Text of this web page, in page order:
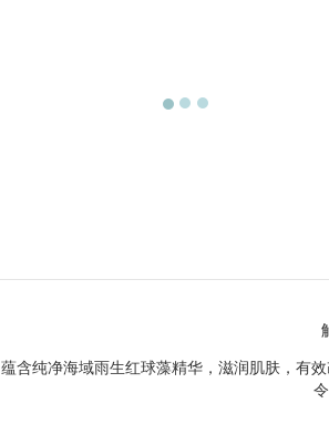
蕴含纯净海域雨生红球藻精华，滋润肌肤，有